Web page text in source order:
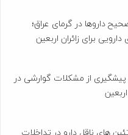
داروها در گرمای عراق؛
برای زائران اربعین
پیشگیری از مشکلات گوارشی در